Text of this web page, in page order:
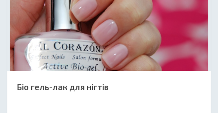
Біо гель-лак для нігтів